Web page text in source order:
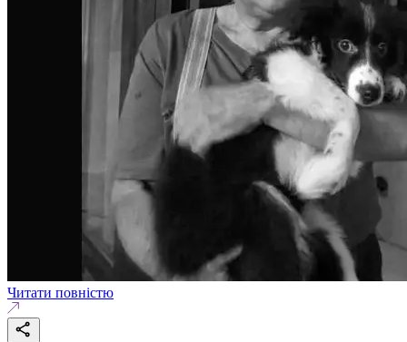
Читати повністю